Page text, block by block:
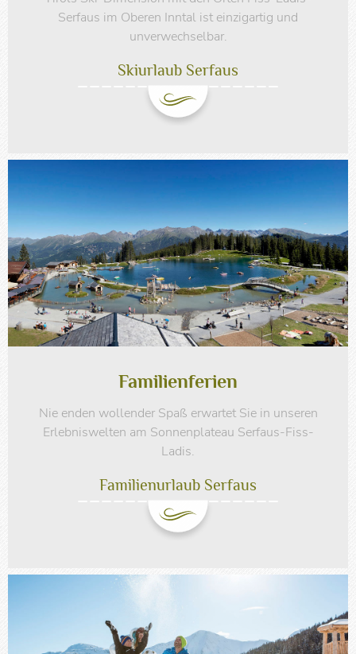
Serfaus im Oberen Inntal ist einzigartig und
unverwechselbar.
Skiurlaub Serfaus
Familienferien
Nie enden wollender Spaß erwartet Sie in unseren
Erlebniswelten am Sonnenplateau Serfaus-Fiss-
Ladis.
Familienurlaub Serfaus